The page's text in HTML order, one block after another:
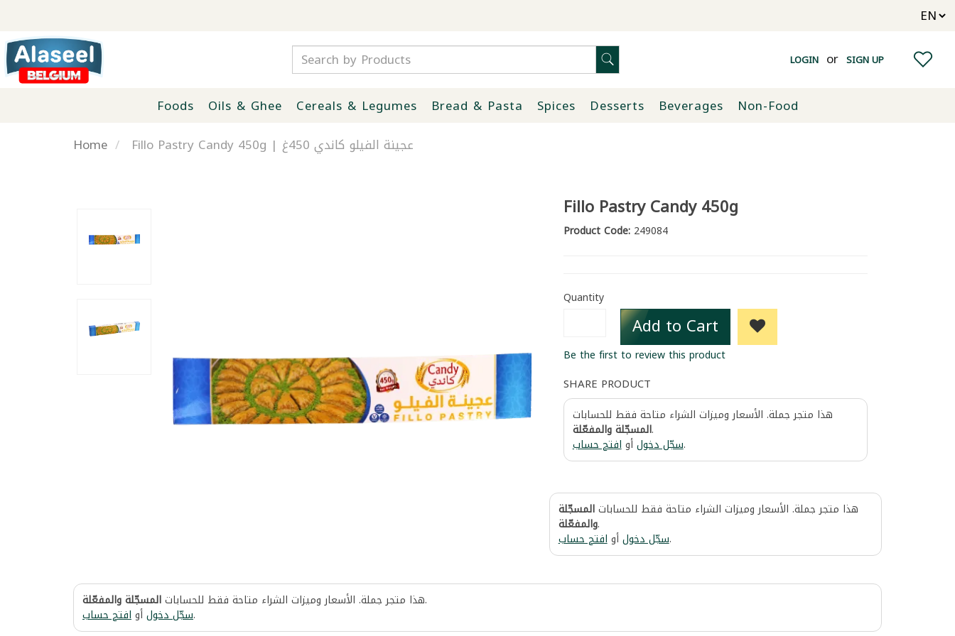
LOGIN or SIGN UP
Foods Oils & Ghee Cereals & Legumes Bread & Pasta Spices Desserts Beverages
Non-Food
Home
Fillo Pastry Candy 450g | عجينة الفيلو كاندي 450غ
Fillo Pastry Candy 450g
Product Code:249084
Quantity
Add to Cart
Be the first to review this product
SHARE PRODUCT
هذا متجر جملة. الأسعار وميزات الشراء متاحة فقط للحسابات
المسجّلة والمفعّلة.
سجّل دخولأوافتح حساب .
هذا متجر جملة. الأسعار وميزات الشراء متاحة فقط للحساباتالمسجّلة
والمفعّلة.
سجّل دخولأوافتح حساب .
هذا متجر جملة. الأسعار وميزات الشراء متاحة فقط للحساباتالمسجّلة والمفعّلة .
سجّل دخولأوافتح حساب
.